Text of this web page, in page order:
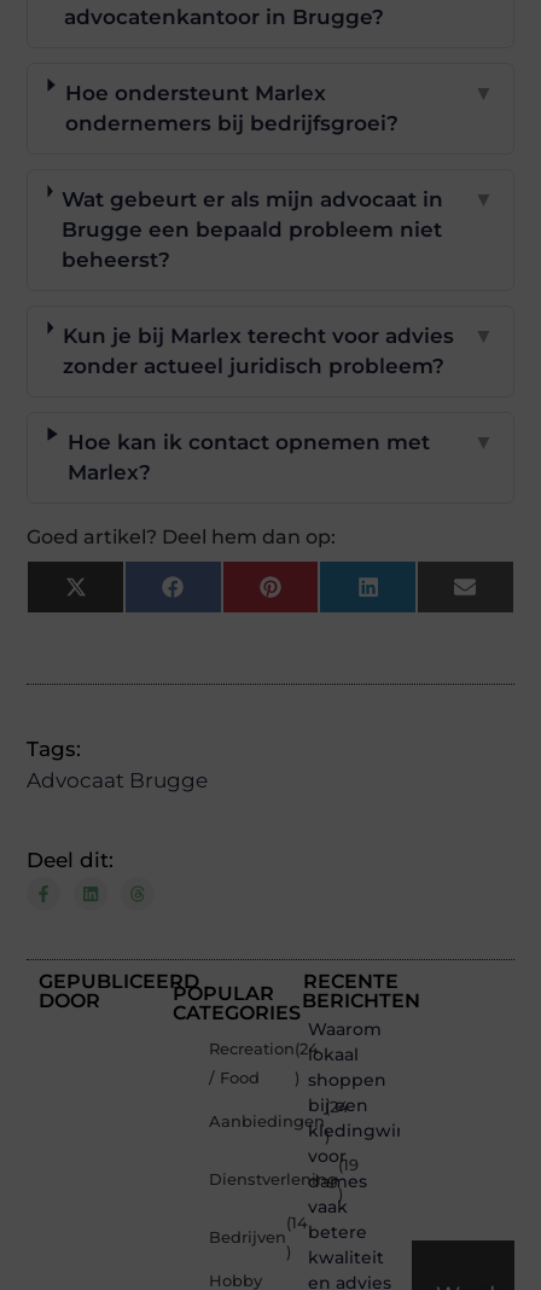
advocatenkantoor in Brugge?
Hoe ondersteunt Marlex
ondernemers bij bedrijfsgroei?
▼
Wat gebeurt er als mijn advocaat in
Brugge een bepaald probleem niet
beheerst?
▼
Kun je bij Marlex terecht voor advies
zonder actueel juridisch probleem?
▼
Hoe kan ik contact opnemen met
Marlex?
▼
Goed artikel? Deel hem dan op:
X
(Twitter)
FacebookPinterestLinkedInEmail
Tags:
Advocaat Brugge
Deel dit:
GEPUBLICEERD
DOOR
POPULAR
CATEGORIES
Recreation
/ Food
(24
)
Aanbiedingen
(24
)
Dienstverlening
(19
)
Bedrijven
(14
)
Hobby
RECENTE
BERICHTEN
Waarom
lokaal
shoppen
bij een
kledingwinkel
voor
dames
vaak
betere
kwaliteit
en advies